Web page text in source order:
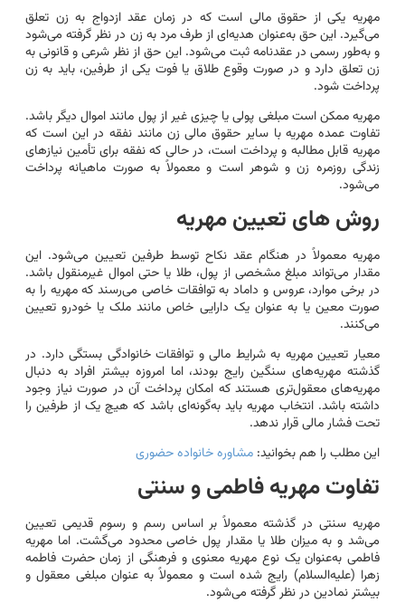
مهریه یکی از حقوق مالی است که در زمان عقد ازدواج به زن تعلق
می‌گیرد. این حق به‌عنوان هدیه‌ای از طرف مرد به زن در نظر گرفته می‌شود
و به‌طور رسمی در عقدنامه ثبت می‌شود. این حق از نظر شرعی و قانونی به
زن تعلق دارد و در صورت وقوع طلاق یا فوت یکی از طرفین، باید به زن
پرداخت شود.
مهریه ممکن است مبلغی پولی یا چیزی غیر از پول مانند اموال دیگر باشد.
تفاوت عمده مهریه با سایر حقوق مالی زن مانند نفقه در این است که
مهریه قابل مطالبه و پرداخت است، در حالی که نفقه برای تأمین نیازهای
زندگی روزمره زن و شوهر است و معمولاً به صورت ماهیانه پرداخت
می‌شود.
روش های تعیین مهریه
مهریه معمولاً در هنگام عقد نکاح توسط طرفین تعیین می‌شود. این
مقدار می‌تواند مبلغ مشخصی از پول، طلا یا حتی اموال غیرمنقول باشد.
در برخی موارد، عروس و داماد به توافقات خاصی می‌رسند که مهریه را به
صورت معین یا به عنوان یک دارایی خاص مانند ملک یا خودرو تعیین
می‌کنند.
معیار تعیین مهریه به شرایط مالی و توافقات خانوادگی بستگی دارد. در
گذشته مهریه‌های سنگین رایج بودند، اما امروزه بیشتر افراد به دنبال
مهریه‌های معقول‌تری هستند که امکان پرداخت آن در صورت نیاز وجود
داشته باشد. انتخاب مهریه باید به‌گونه‌ای باشد که هیچ یک از طرفین را
تحت فشار مالی قرار ندهد.
این مطلب را هم بخوانید: مشاوره خانواده حضوری
تفاوت مهریه فاطمی و سنتی
مهریه سنتی در گذشته معمولاً بر اساس رسم و رسوم قدیمی تعیین
می‌شد و به میزان طلا یا مقدار پول خاصی محدود می‌گشت. اما مهریه
فاطمی به‌عنوان یک نوع مهریه معنوی و فرهنگی از زمان حضرت فاطمه
زهرا (علیه‌السلام) رایج شده است و معمولاً به عنوان مبلغی معقول و
بیشتر نمادین در نظر گرفته می‌شود.